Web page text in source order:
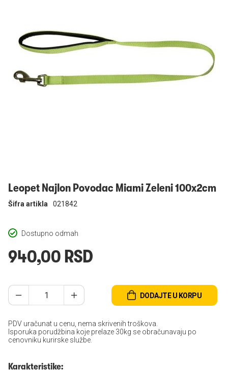
Leopet Najlon Povodac Miami Zeleni 100x2cm
Dostupno odmah
Šifra artikla 021842
940,00 RSD
DODAJTE U KORPU
PDV uračunat u cenu, nema skrivenih troškova.
Isporuka porudžbina koje prelaze 30kg se obračunavaju po
cenovniku kurirske službe.
Karakteristike: